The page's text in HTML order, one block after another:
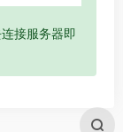
接服务器即